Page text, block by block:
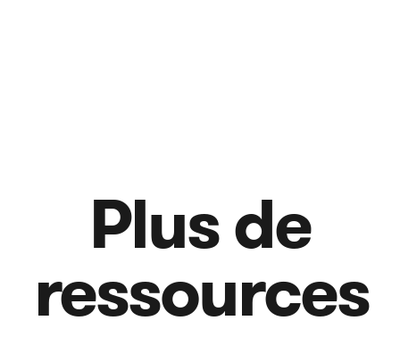
Plus de
ressources